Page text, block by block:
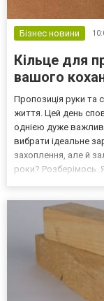
Бізнес новини
Кільце для
вашого
Пропозиція руки та
життя. Цей день
однією дуже
вибрати ідеальне
захоплення, але й
роки? Розберімось.